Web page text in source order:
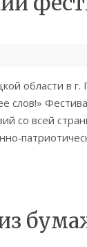
области в г.
слов!»
со всей